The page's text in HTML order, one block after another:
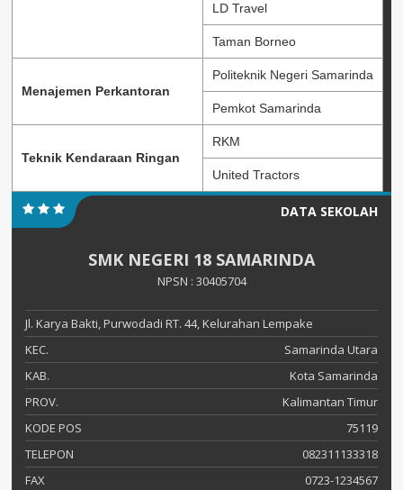
LD Travel
Taman Borneo
Menajemen Perkantoran
Politeknik Negeri Samarinda
Pemkot Samarinda
Teknik Kendaraan Ringan
RKM
United Tractors
DATA SEKOLAH
SMK NEGERI 18 SAMARINDA
NPSN : 30405704
Jl. Karya Bakti, Purwodadi RT. 44, Kelurahan Lempake
KEC.
Samarinda Utara
KAB.
Kota Samarinda
PROV.
Kalimantan Timur
KODE POS
75119
TELEPON
082311133318
FAX
0723-1234567